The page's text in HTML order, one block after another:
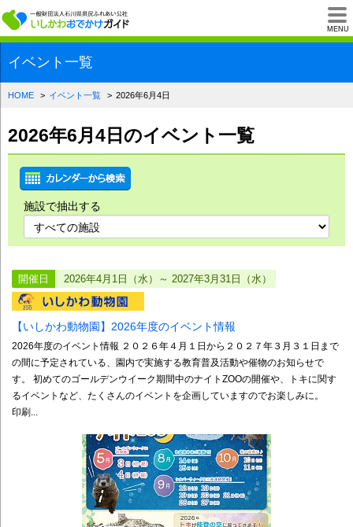
MENU
一般財団法人石川
イベント一覧
HOME イベント一覧 2026年6月4日
2026年6月4日のイベント一覧
施設で抽出する
開催日 2026年4月1日（水）～ 2027年3月31日（水）
【いしかわ動物園】2026年度のイベント情報
2026年度のイベント情報 ２０２６年４月１日から２０２７年３月３１日まで
の間に予定されている、園内で実施する教育普及活動や催物のお知らせで
す。 初めてのゴールデンウイーク期間中のナイトZOOの開催や、トキに関す
るイベントなど、たくさんのイベントを企画していますのでお楽しみに。
印刷...